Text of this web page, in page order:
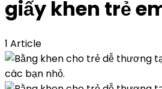
giấy khen trẻ
1 Article